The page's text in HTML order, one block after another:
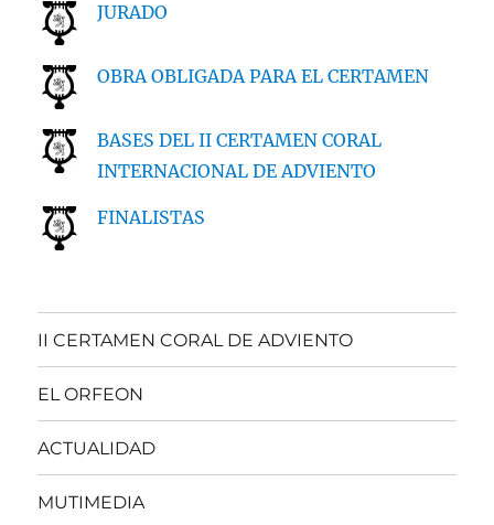
JURADO
OBRA OBLIGADA PARA EL CERTAMEN
BASES DEL II CERTAMEN CORAL
INTERNACIONAL DE ADVIENTO
FINALISTAS
II CERTAMEN CORAL DE ADVIENTO
EL ORFEON
ACTUALIDAD
MUTIMEDIA